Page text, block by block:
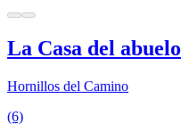
La Casa del abuelo
Hornillos del Camino
(6)